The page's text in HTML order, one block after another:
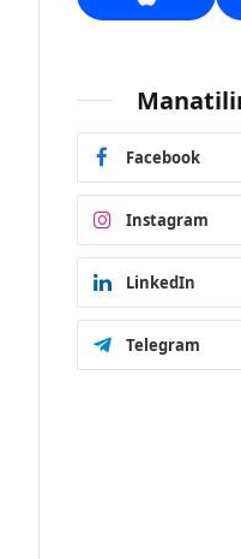
Facebook
Instagram
LinkedIn
Telegram